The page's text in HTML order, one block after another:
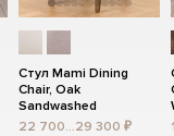
Стул Mami Dining
Chair, Oak
Sandwashed
22 700...29 300 ₽